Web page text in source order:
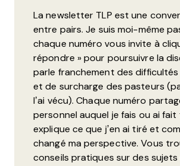
La newsletter TLP est une
entre pairs. Je suis moi-même
chaque numéro vous invite à
répondre » pour poursuivre la
parle franchement des difficultés
et de surcharge des pasteurs
l’ai vécu). Chaque numéro
personnel auquel je fais ou ai fait
explique ce que j’en ai tiré et
changé ma perspective. Vous
conseils pratiques sur des sujets